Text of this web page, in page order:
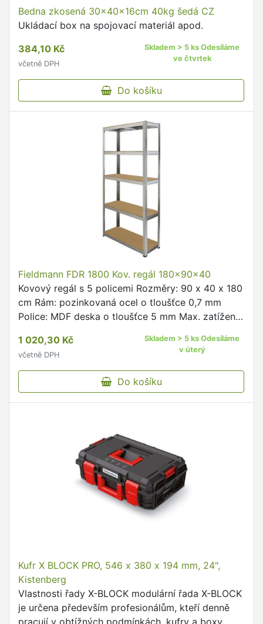
Bedna zkosená 30x40x16cm 40kg šedá CZ
Ukládací box na spojovací materiál apod.
384,10 Kč
včetně DPH
Skladem > 5 ks Odesíláme
ve čtvrtek
Do košíku
Fieldmann FDR 1800 Kov. regál 180x90x40
Kovový regál s 5 policemi Rozměry: 90 x 40 x 180
cm Rám: pozinkovaná ocel o tloušťce 0,7 mm
Police: MDF deska o tloušťce 5 mm Max. zatížení
podle svých …
1 020,30 Kč
včetně DPH
Skladem > 5 ks Odesíláme
v úterý
Do košíku
Kufr X BLOCK PRO, 546 x 380 x 194 mm, 24",
Kistenberg
Vlastnosti řady X-BLOCK modulární řada X-BLOCK
je určena především profesionálům, kteří denně